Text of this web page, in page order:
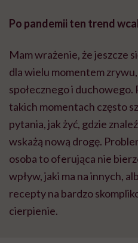
Po pandemii ten trend
Mam wrażenie, że jeszcze
dla wielu momentem
społecznego i duchowego.
takich momentach często
pytania, jak żyć, gdzie
wskażą nową drogę.
osoba to oferująca nie
wpływ, jaki ma na innych,
recepty na bardzo
cierpienie.